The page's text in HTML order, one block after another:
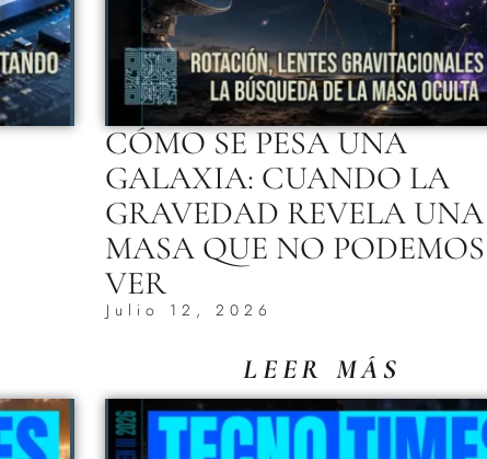
CÓMO SE PESA UNA
GALAXIA: CUANDO LA
GRAVEDAD REVELA UNA
MASA QUE NO PODEMOS
VER
Julio 12, 2026
LEER MÁS